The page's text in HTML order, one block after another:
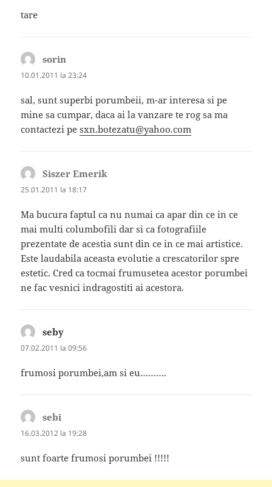
tare
sorin
10.01.2011 la 23:24
sal, sunt superbi porumbeii, m-ar interesa si pe
mine sa cumpar, daca ai la vanzare te rog sa ma
contactezi pesxn.botezatu@yahoo.com
Siszer Emerik
25.01.2011 la 18:17
Ma bucura faptul ca nu numai ca apar din ce in ce
mai multi columbofili dar si ca fotografiile
prezentate de acestia sunt din ce in ce mai artistice.
Este laudabila aceasta evolutie a crescatorilor spre
estetic. Cred ca tocmai frumusetea acestor porumbei
ne fac vesnici indragostiti ai acestora.
seby
07.02.2011 la 09:56
frumosi porumbei,am si eu……….
sebi
16.03.2012 la 19:28
sunt foarte frumosi porumbei !!!!!